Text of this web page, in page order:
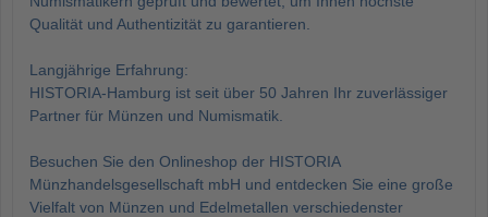
Qualität und Authentizität zu garantieren.
Langjährige Erfahrung:
HISTORIA-Hamburg ist seit über 50 Jahren Ihr zuverlässiger
Partner für Münzen und Numismatik.
Besuchen Sie den Onlineshop der HISTORIA
Münzhandelsgesellschaft mbH und entdecken Sie eine große
Vielfalt von Münzen und Edelmetallen verschiedenster